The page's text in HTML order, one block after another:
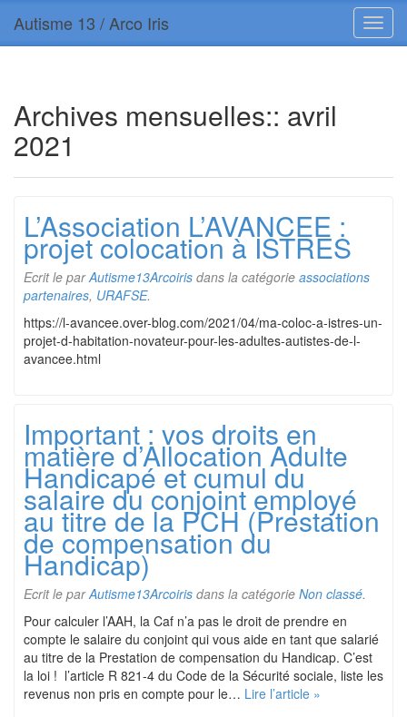
Autisme 13 / Arco Iris
Archives mensuelles:: avril
2021
L’Association L’AVANCEE :
projet colocation à ISTRES
Ecrit le parAutisme13Arcoiris dans la catégorie associations
partenaires, URAFSE.
https://l-avancee.over-blog.com/2021/04/ma-coloc-a-istres-un-
projet-d-habitation-novateur-pour-les-adultes-autistes-de-l-
avancee.html
Important : vos droits en
matière d’Allocation Adulte
Handicapé et cumul du
salaire du conjoint employé
au titre de la PCH (Prestation
de compensation du
Handicap)
Ecrit le parAutisme13Arcoiris dans la catégorie Non classé.
Pour calculer l’AAH, la Caf n’a pas le droit de prendre en
compte le salaire du conjoint qui vous aide en tant que salarié
au titre de la Prestation de compensation du Handicap. C’est
la loi ! l’article R 821-4 du Code de la Sécurité sociale, liste les
revenus non pris en compte pour le… Lire l’article »